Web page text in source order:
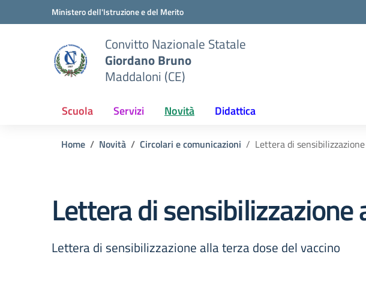
Vai ai contenuti
Vai al menu di navigazioneMinistero dell'Istruzione e del Merito
Convitto Nazionale Statale
Giordano Bruno
Maddaloni (CE)
Scuola Servizi Novità Didattica
Home Novità Circolari e comunicazioni Lettera di
Lettera di sensibilizzazione
Lettera di sensibilizzazione alla terza dose del vaccino